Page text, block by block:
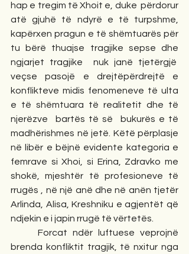
hap e tregim të Xhoit e, duke  përdorur
atë gjuhë të ndyrë e të turpshme,
kapërxen pragun e të shëmtuarës për
tu bërë thuajse tragjike sepse dhe
ngjarjet tragjike  nuk janë tjetërgjë
veçse pasojë e drejtëpërdrejtë e
konflikteve midis fenomeneve të ulta
e të shëmtuara të realitetit dhe të
njerëzve  bartës të së  bukurës e të
madhërishmes në jetë. Këtë përplasje
në libër e bëjnë evidente kategoria e
femrave si Xhoi, si Erina, Zdravko me
shokë, mjeshtër të profesioneve të
rrugës , në një anë dhe në anën tjetër
Arlinda, Alisa, Kreshniku e agjentët që
ndjekin e i japin rrugë të vërtetës.
Forcat ndër luftuese veprojnë
brenda konfliktit tragjik, të nxitur nga